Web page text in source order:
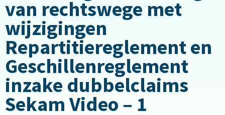
van rechtswege met
wijzigingen
Repartitiereglement en
Geschillenreglement
inzake dubbelclaims
Sekam Video – 1